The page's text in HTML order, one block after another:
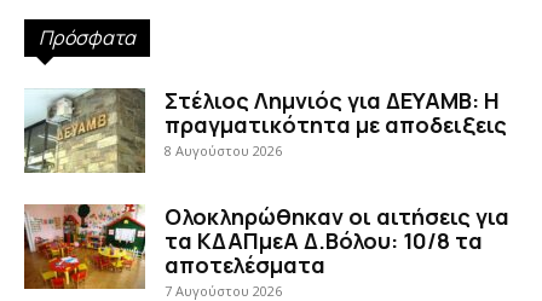
Πρόσφατα
Στέλιος Λημνιός για ΔΕΥΑΜΒ: Η
πραγματικότητα με αποδειξεις
8 Αυγούστου 2026
Ολοκληρώθηκαν οι αιτήσεις για
τα ΚΔΑΠμεΑ Δ.Βόλου: 10/8 τα
αποτελέσματα
7 Αυγούστου 2026